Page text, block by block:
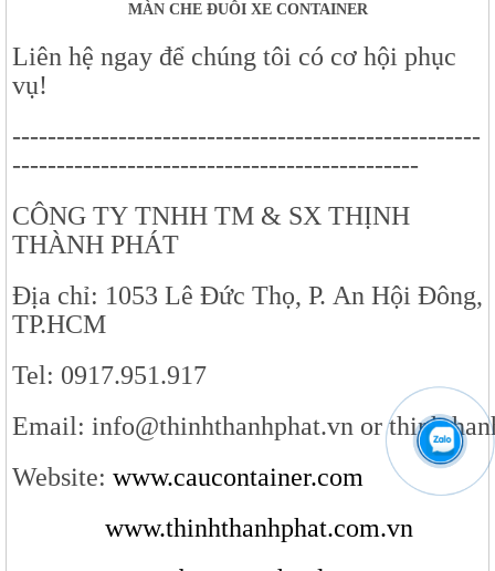
MÀN CHE ĐUÔI XE CONTAINER
Liên hệ ngay để chúng tôi có cơ hội phục
vụ!
-----------------------------------------------------
----------------------------------------------
CÔNG TY TNHH TM & SX THỊNH
THÀNH PHÁT
Địa chỉ: 1053 Lê Đức Thọ, P. An Hội Đông,
TP.HCM
Tel: 0917.951.917
Email: info@thinhthanhphat.vn or
Website: www.caucontainer.com
www.thinhthanhphat.com.vn